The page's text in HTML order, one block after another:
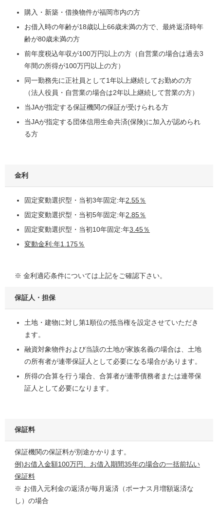
購入・新築・借換物件が福岡市内の方
お借入時の年齢が18歳以上66歳未満の方で、最終返済時年
齢が80歳未満の方
前年度税込年収が100万円以上の方（自営業の場合は過去3
年間の所得が100万円以上の方）
同一勤務先に正社員として1年以上継続してお勤めの方
（法人役員・自営業の場合は2年以上継続して営業の方）
当JAが指定する保証機関の保証が受けられる方
当JAが指定する団体信用生命共済(保険)に加入が認められ
る方
金利
固定変動選択型・当初3年固定:年2.55％
固定変動選択型・当初5年固定:年2.85％
固定変動選択型・当初10年固定:年3.45％
変動金利:年1.175％
※ 金利適応条件については上記をご確認下さい。
保証人・担保
土地・建物に対し第1順位の抵当権を設定させていただき
ます。
融資対象物件および当該の土地が家族名義の場合は、土地
の所有者が連帯保証人として必要になる場合があります。
所得の合算を行う場合、合算者が連帯債務者または連帯保
証人として必要になります。
保証料
保証機関の保証料が別途かかります。
例)お借入金額100万円、お借入期間35年の場合の一括前払い
保証料
※ お借入元利金の返済が毎月返済（ボーナス月増額返済な
し）の場合